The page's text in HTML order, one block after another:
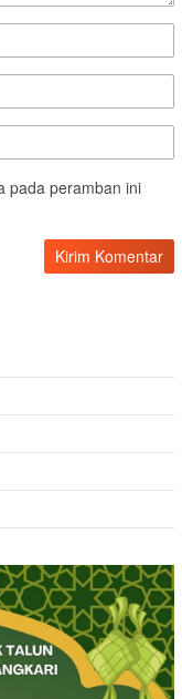
pada peramban ini